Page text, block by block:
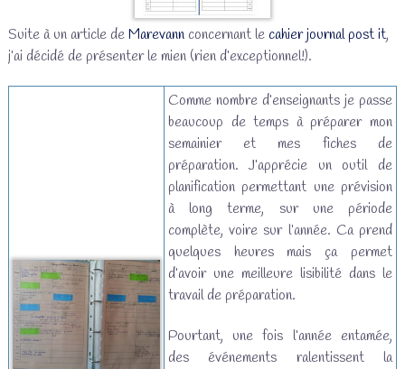
Suite à un article deMarevannconcernant le cahier journal post it,
j’ai décidé de présenter le mien (rien d’exceptionnel!).
Comme nombre d’enseignants je passe
beaucoup de temps à préparer mon
semainier et mes fiches de
préparation. J’apprécie un outil de
planification permettant une prévision
à long terme, sur une période
complète, voire sur l’année. Ca prend
quelques heures mais ça permet
d’avoir une meilleure lisibilité dans le
travail de préparation.
Pourtant, une fois l’année entamée,
des événements ralentissent la